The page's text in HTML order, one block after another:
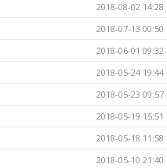
2018-08-02 14:28
2018-07-13 00:50
2018-06-01 09:32
2018-05-24 19:44
2018-05-23 09:57
2018-05-19 15:51
2018-05-18 11:58
2018-05-10 21:40